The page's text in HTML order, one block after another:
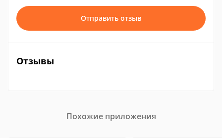
Отправить отзыв
Отзывы
Похожие приложения